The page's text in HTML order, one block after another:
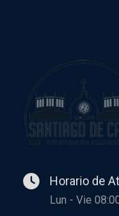
Horario de
Lun - Vie